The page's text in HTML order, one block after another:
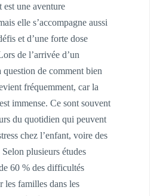
une aventure
elle s’accompagne aussi
et d’une forte dose
de l’arrivée d’un
question de comment bien
fréquemment, car la
immense. Ce sont souvent
du quotidien qui peuvent
chez l’enfant, voire des
plusieurs études
60 % des difficultés
les familles dans les